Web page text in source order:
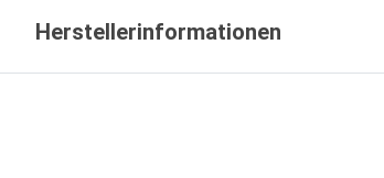
Herstellerinformationen